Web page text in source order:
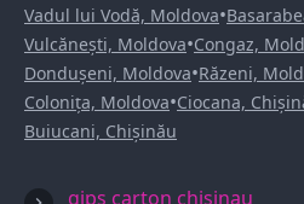
Vadul lui Vodă, Moldova•
Vulcănești, Moldova•Congaz,
Dondușeni, Moldova•Răzeni,
Colonița, Moldova•Ciocana,
Buiucani, Chișinău
gips carton chisinau